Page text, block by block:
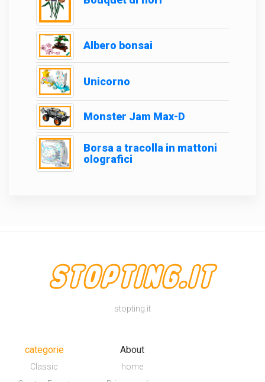
Albero bonsai
Unicorno
Monster Jam Max-D
Borsa a tracolla in mattoni
olografici
stopting.it
categorie
Classic
About
home